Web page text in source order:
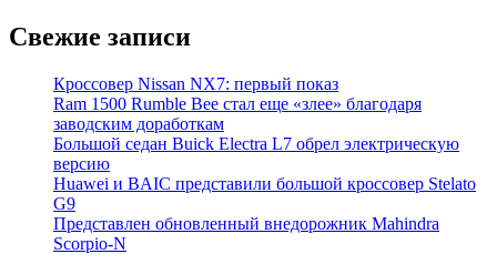
Свежие записи
Кроссовер Nissan NX7: первый показ
Ram 1500 Rumble Bee стал еще «злее» благодаря
заводским доработкам
Большой седан Buick Electra L7 обрел электрическую
версию
Huawei и BAIC представили большой кроссовер Stelato
G9
Представлен обновленный внедорожник Mahindra
Scorpio-N